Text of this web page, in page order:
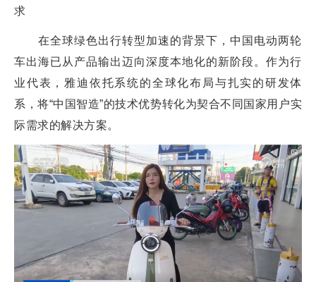
求
在全球绿色出行转型加速的背景下，中国电动两轮
车出海已从产品输出迈向深度本地化的新阶段。作为行
业代表，雅迪依托系统的全球化布局与扎实的研发体
系，将“中国智造”的技术优势转化为契合不同国家用户实
际需求的解决方案。